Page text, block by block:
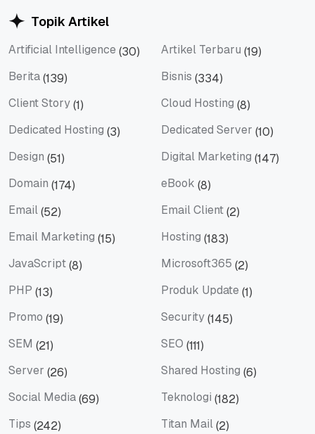
Topik Artikel
Artificial Intelligence (30) Artikel Terbaru (19)
Berita(139) Bisnis (334)
Client Story(1) Cloud Hosting (8)
Dedicated Hosting (3) Dedicated Server (10)
Design (51) Digital Marketing (147)
Domain (174) eBook (8)
Email(52) Email Client(2)
Email Marketing (15) Hosting (183)
JavaScript(8) Microsoft365 (2)
PHP (13) Produk Update (1)
Promo (19) Security(145)
SEM (21) SEO (111)
Server (26) Shared Hosting (6)
Social Media(69) Teknologi (182)
Tips (242) Titan Mail(2)